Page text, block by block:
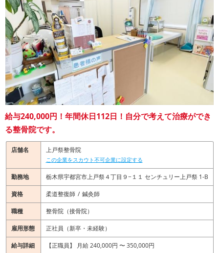
給与240,000円！年間休日112日！自分で考えて治療ができ
る整骨院です。
店舗名 上戸祭整骨院
この企業をスカウト不可企業に設定する
勤務地 栃木県宇都宮市上戸祭４丁目９−１１ センチュリー上戸祭 1-B
資格 柔道整復師 鍼灸師
職種 整骨院（接骨院）
雇用形態 正社員（新卒・未経験）
給与詳細 【正職員】 月給 240,000円 〜 350,000円